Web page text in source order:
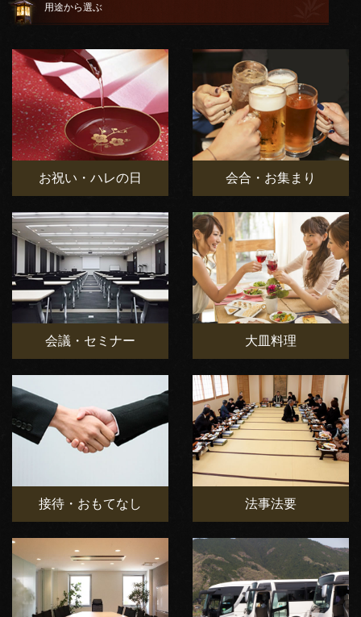
用途から選ぶ
お祝い・ハレの日 会合・お集まり
会議・セミナー 大皿料理
接待・おもてなし 法事法要